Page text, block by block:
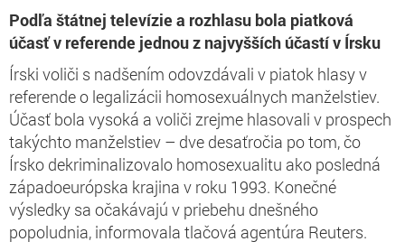
Podľa štátnej televízie a rozhlasu bola piatková
účasť v referende jednou z najvyšších účastí v Írsku
Írski voliči s nadšením odovzdávali v piatok hlasy v
referende o legalizácii homosexuálnych manželstiev.
Účasť bola vysoká a voliči zrejme hlasovali v prospech
takýchto manželstiev – dve desaťročia po tom, čo
Írsko dekriminalizovalo homosexualitu ako posledná
západoeurópska krajina v roku 1993. Konečné
výsledky sa očakávajú v priebehu dnešného
popoludnia, informovala tlačová agentúra Reuters.